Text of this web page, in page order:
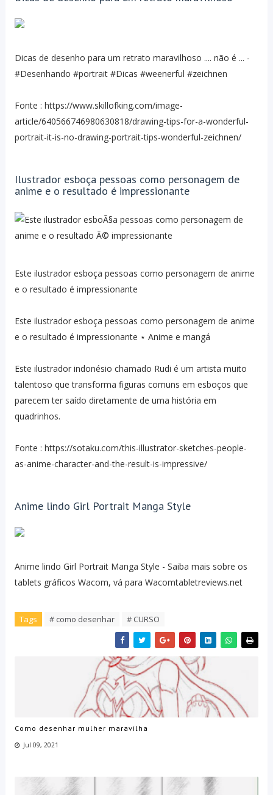
Dicas de desenho para um retrato maravilhoso .... não é ... -
#Desenhando #portrait #Dicas #weenerful #zeichnen
Fonte : https://www.skillofking.com/image-
article/640566746980630818/drawing-tips-for-a-wonderful-
portrait-it-is-no-drawing-portrait-tips-wonderful-zeichnen/
Ilustrador esboça pessoas como personagem de
anime e o resultado é impressionante
Este ilustrador esboça pessoas como personagem de anime
e o resultado é impressionante
Este ilustrador esboça pessoas como personagem de anime
e o resultado é impressionante ⋆ Anime e mangá
Este ilustrador indonésio chamado Rudi é um artista muito
talentoso que transforma figuras comuns em esboços que
parecem ter saído diretamente de uma história em
quadrinhos.
Fonte : https://sotaku.com/this-illustrator-sketches-people-
as-anime-character-and-the-result-is-impressive/
Anime lindo Girl Portrait Manga Style
Anime lindo Girl Portrait Manga Style - Saiba mais sobre os
tablets gráficos Wacom, vá para Wacomtabletreviews.net
Tags # como desenhar # CURSO
Como desenhar mulher maravilha
Jul 09, 2021